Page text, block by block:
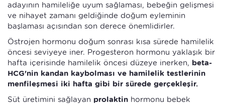
adayının hamileliğe uyum sağlaması, bebeğin gelişmesi
ve nihayet zamanı geldiğinde doğum eyleminin
başlaması açısından son derece önemlidirler.
Östrojen hormonu doğum sonrası kısa sürede hamilelik
öncesi seviyeye iner. Progesteron hormonu yaklaşık bir
hafta içerisinde hamilelik öncesi düzeye inerken, beta-
HCG'nin kandan kaybolması ve hamilelik testlerinin
menfileşmesi iki hafta gibi bir sürede gerçekleşir.
Süt üretimini sağlayan prolaktin hormonu bebek